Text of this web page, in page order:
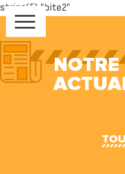
string(5) "bite2"
NOTRE